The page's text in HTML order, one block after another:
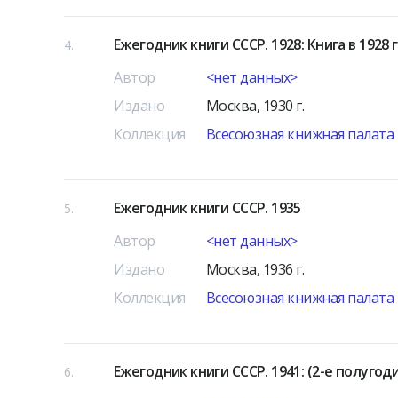
4
Ежегодник книги СССР. 1928: Книга в 1928
Автор
<нет данных>
Издано
Москва, 1930 г.
Коллекция
Всесоюзная книжная палата
5
Ежегодник книги СССР. 1935
Автор
<нет данных>
Издано
Москва, 1936 г.
Коллекция
Всесоюзная книжная палата
6
Ежегодник книги СССР. 1941: (2-е